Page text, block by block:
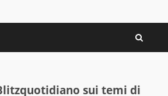
sui temi di